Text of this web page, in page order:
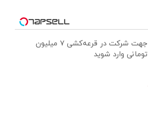
جهت شرکت در قرعه‌کشی ۷ میلیون
تومانی وارد شوید